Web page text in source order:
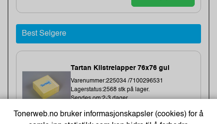
Best Selgere
Tartan Klistrelapper 76x76 gul
Varenummer:225034 /7100296531
Lagerstatus:2568 stk på lager.
Sendes om:2-3 dager
Tonerweb.no bruker informasjonskapsler (cookies) for å